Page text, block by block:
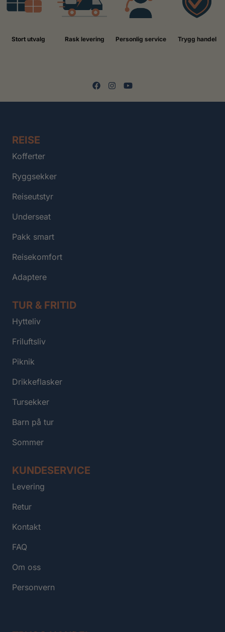
Stort utvalg Rask levering Personlig service Trygg handel
REISE
Kofferter
Ryggsekker
Reiseutstyr
Underseat
Pakk smart
Reisekomfort
Adaptere
TUR & FRITID
Hytteliv
Friluftsliv
Piknik
Drikkeflasker
Tursekker
Barn på tur
Sommer
KUNDESERVICE
Levering
Retur
Kontakt
FAQ
Om oss
Personvern